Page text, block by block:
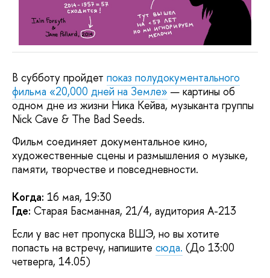
В субботу пройдет показ полудокументального
фильма «20,000 дней на Земле» — картины об
одном дне из жизни Ника Кейва, музыканта группы
Nick Cave & The Bad Seeds.
Фильм соединяет документальное кино,
художественные сцены и размышления о музыке,
памяти, творчестве и повседневности.
Когда: 16 мая, 19:30
Где: Старая Басманная, 21/4, аудитория А-213
Если у вас нет пропуска ВШЭ, но вы хотите
попасть на встречу, напишите сюда. (До 13:00
четверга, 14.05)